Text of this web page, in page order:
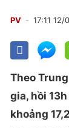
PV 17:11
Theo
gia, hồi
khoảng